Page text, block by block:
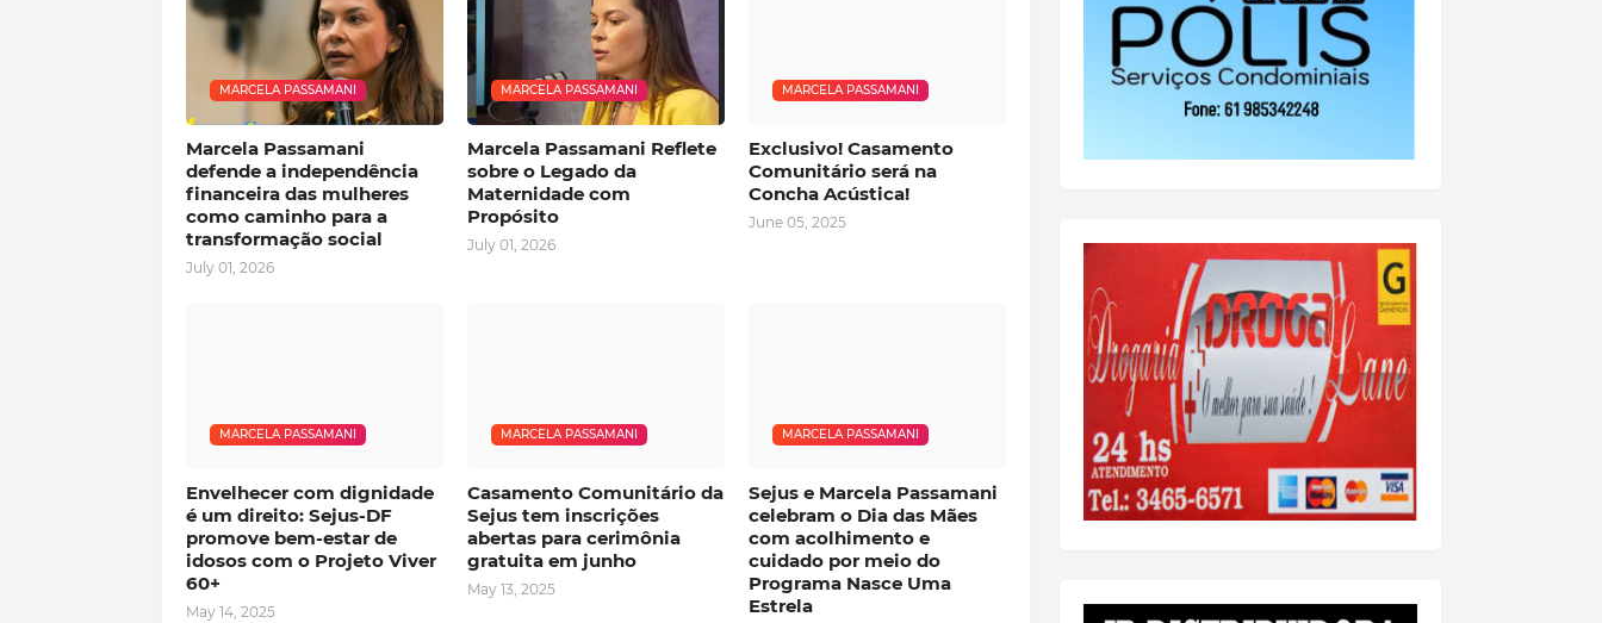
MARCELA PASSAMANI
Marcela Passamani
defende a independência
financeira das mulheres
como caminho para a
transformação social
July 01, 2026
MARCELA PASSAMANI
Marcela Passamani Reflete
sobre o Legado da
Maternidade com
Propósito
July 01, 2026
MARCELA PASSAMANI
Exclusivo! Casamento
Comunitário será na
Concha Acústica!
June 05, 2025
MARCELA PASSAMANI
Envelhecer com dignidade
é um direito: Sejus-DF
promove bem-estar de
idosos com o Projeto Viver
60+
May 14, 2025
MARCELA PASSAMANI
Casamento Comunitário da
Sejus tem inscrições
abertas para cerimônia
gratuita em junho
May 13, 2025
MARCELA PASSAMANI
Sejus e Marcela Passamani
celebram o Dia das Mães
com acolhimento e
cuidado por meio do
Programa Nasce Uma
Estrela